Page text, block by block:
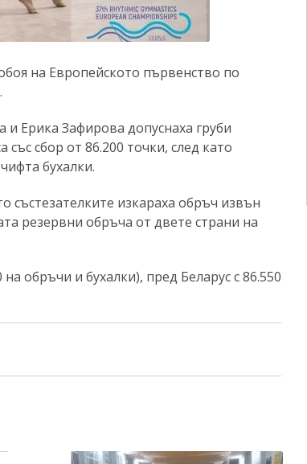
на Европейското първенство по
Ерика Зафирова допуснаха груби
сбор от 86.200 точки, след като
бухалки.
състезателките изкараха обръч извън
резервни обръча от двете страни на
обръчи и бухалки), пред Беларус с 86.550